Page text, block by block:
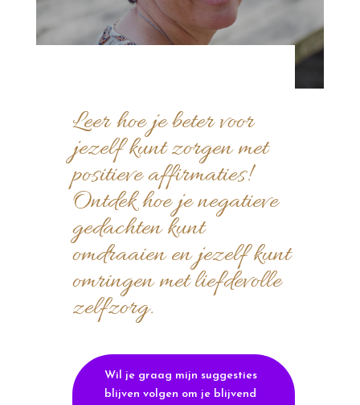
Leer hoe je beter voor
jezelf kunt zorgen met
positieve affirmaties!
Ontdek hoe je negatieve
gedachten kunt
omdraaien en jezelf kunt
omringen met liefdevolle
zelfzorg.
Wil je graag mijn suggesties
blijven volgen om je blijvend